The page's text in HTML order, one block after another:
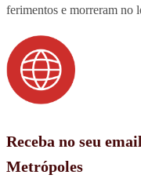
ferimentos e morreram no
Receba no seu
Metrópoles